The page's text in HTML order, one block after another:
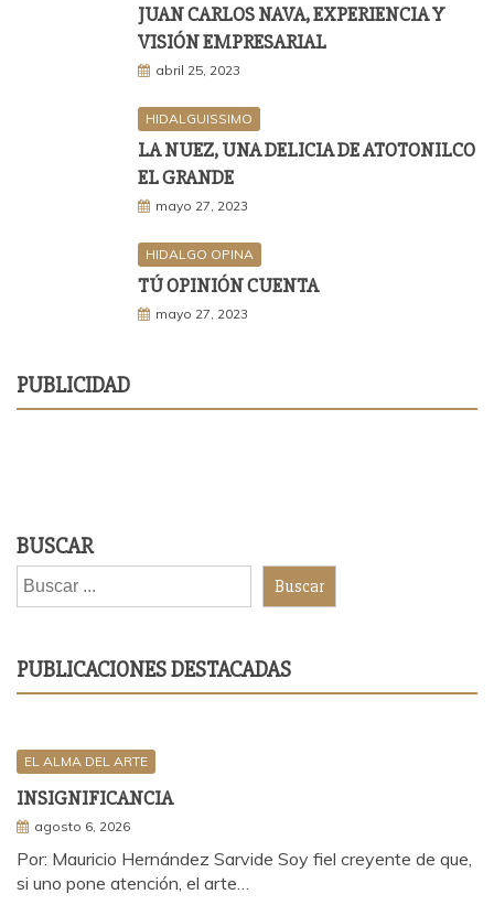
JUAN CARLOS NAVA, EXPERIENCIA Y
VISIÓN EMPRESARIAL
abril 25, 2023
HIDALGUISSIMO
LA NUEZ, UNA DELICIA DE ATOTONILCO
EL GRANDE
mayo 27, 2023
HIDALGO OPINA
TÚ OPINIÓN CUENTA
mayo 27, 2023
PUBLICIDAD
BUSCAR
Buscar
PUBLICACIONES DESTACADAS
EL ALMA DEL ARTE
INSIGNIFICANCIA
agosto 6, 2026
Por: Mauricio Hernández Sarvide Soy fiel creyente de que,
si uno pone atención, el arte…